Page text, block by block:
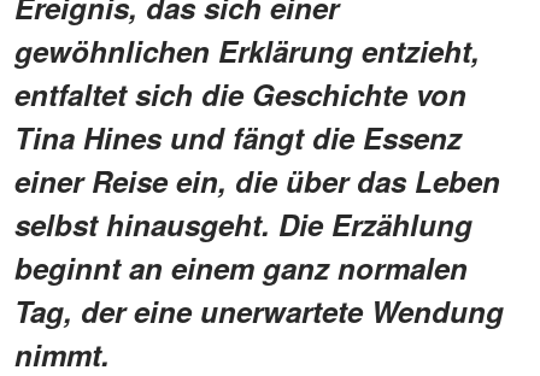
gewöhnlichen Erklärung entzieht,
entfaltet sich die Geschichte von
Tina Hines und fängt die Essenz
einer Reise ein, die über das Leben
selbst hinausgeht. Die Erzählung
beginnt an einem ganz normalen
Tag, der eine unerwartete Wendung
nimmt.